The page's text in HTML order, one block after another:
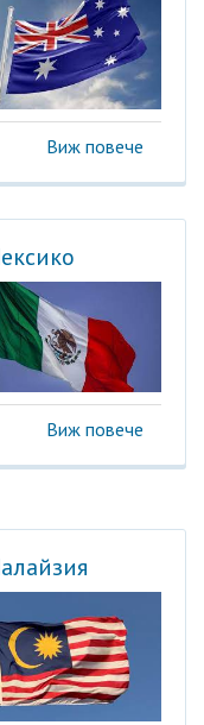
Виж повече
Виж повече